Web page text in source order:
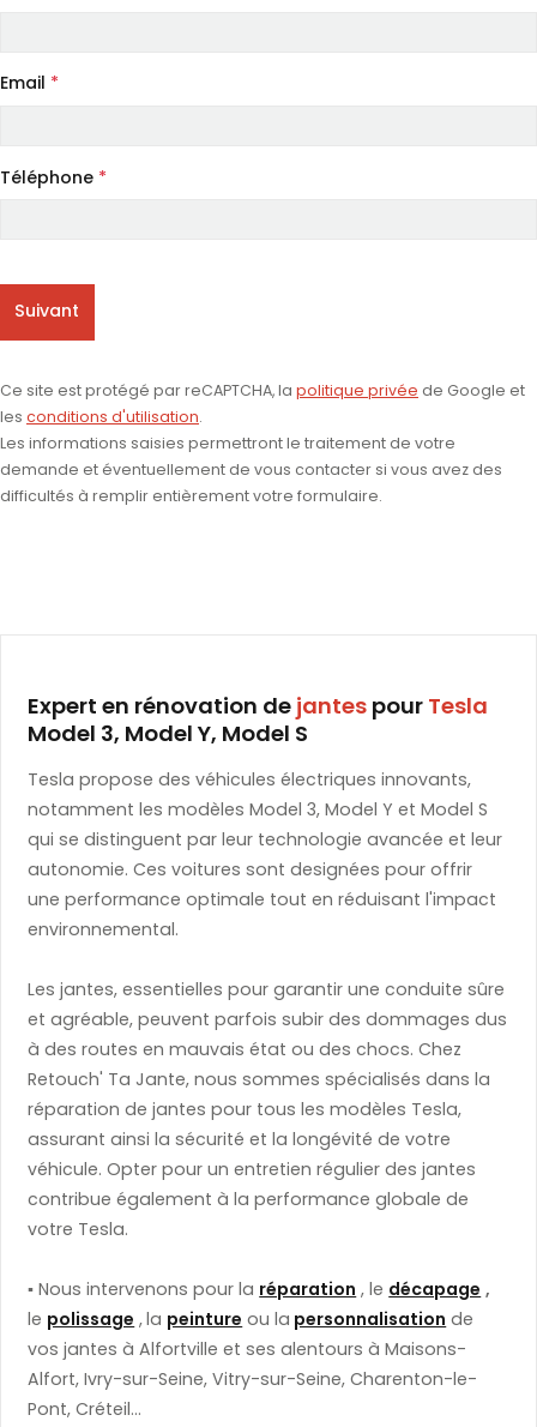
Email *
Téléphone *
Suivant
Ce site est protégé par reCAPTCHA, la politique privée de Google et
les conditions d'utilisation.
Les informations saisies permettront le traitement de votre
demande et éventuellement de vous contacter si vous avez des
difficultés à remplir entièrement votre formulaire.
Expert en rénovation dejantespourTesla
Model 3, Model Y, Model S
Tesla propose des véhicules électriques innovants,
notamment les modèles Model 3, Model Y et Model S
qui se distinguent par leur technologie avancée et leur
autonomie. Ces voitures sont designées pour offrir
une performance optimale tout en réduisant l'impact
environnemental.
Les jantes, essentielles pour garantir une conduite sûre
et agréable, peuvent parfois subir des dommages dus
à des routes en mauvais état ou des chocs. Chez
Retouch' Ta Jante, nous sommes spécialisés dans la
réparation de jantes pour tous les modèles Tesla,
assurant ainsi la sécurité et la longévité de votre
véhicule. Opter pour un entretien régulier des jantes
contribue également à la performance globale de
votre Tesla.
▪️​ Nous intervenons pour laréparation, ledécapage,
le polissage,la peintureou la personnalisationde
vos jantes à Alfortville et ses alentours à Maisons-
Alfort, Ivry-sur-Seine, Vitry-sur-Seine, Charenton-le-
Pont, Créteil...